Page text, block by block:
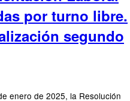
por turno libre.
segundo
enero de 2025, la Resolución